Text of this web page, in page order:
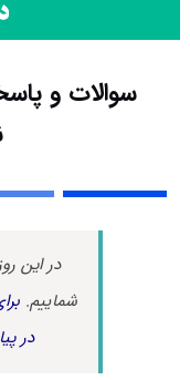
سوالات و
در این
شماییم.
در